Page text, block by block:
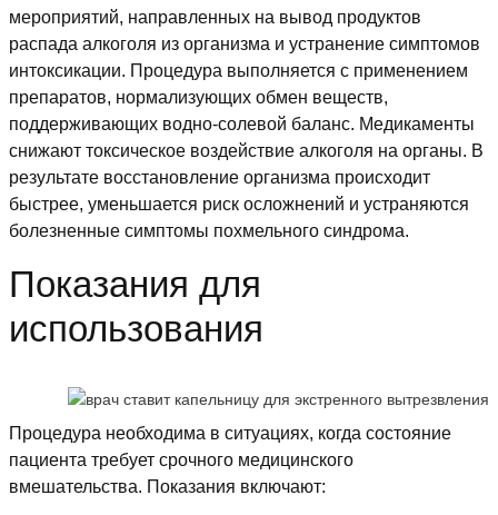
мероприятий, направленных на вывод продуктов
распада алкоголя из организма и устранение симптомов
интоксикации. Процедура выполняется с применением
препаратов, нормализующих обмен веществ,
поддерживающих водно-солевой баланс. Медикаменты
снижают токсическое воздействие алкоголя на органы. В
результате восстановление организма происходит
быстрее, уменьшается риск осложнений и устраняются
болезненные симптомы похмельного синдрома.
Показания для
использования
Процедура необходима в ситуациях, когда состояние
пациента требует срочного медицинского
вмешательства. Показания включают: